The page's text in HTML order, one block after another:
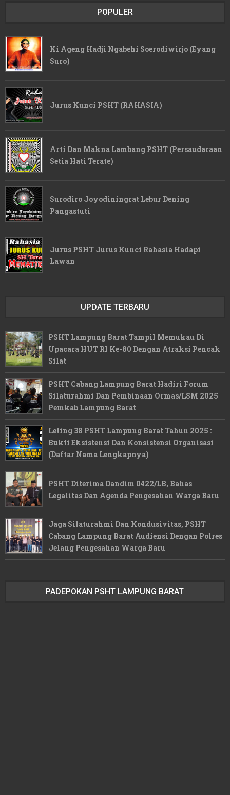
POPULER
Ki Ageng Hadji Ngabehi Soerodiwirjo (Eyang
Suro)
Jurus Kunci PSHT (RAHASIA)
Arti Dan Makna Lambang PSHT (Persaudaraan
Setia Hati Terate)
Surodiro Joyodiningrat Lebur Dening
Pangastuti
Jurus PSHT Jurus Kunci Rahasia Hadapi
Lawan
UPDATE TERBARU
PSHT Lampung Barat Tampil Memukau Di
Upacara HUT RI Ke-80 Dengan Atraksi Pencak
Silat
PSHT Cabang Lampung Barat Hadiri Forum
Silaturahmi Dan Pembinaan Ormas/LSM 2025
Pemkab Lampung Barat
Leting 38 PSHT Lampung Barat Tahun 2025 :
Bukti Eksistensi Dan Konsistensi Organisasi
(Daftar Nama Lengkapnya)
PSHT Diterima Dandim 0422/LB, Bahas
Legalitas Dan Agenda Pengesahan Warga Baru
Jaga Silaturahmi Dan Kondusivitas, PSHT
Cabang Lampung Barat Audiensi Dengan Polres
Jelang Pengesahan Warga Baru
PADEPOKAN PSHT LAMPUNG BARAT